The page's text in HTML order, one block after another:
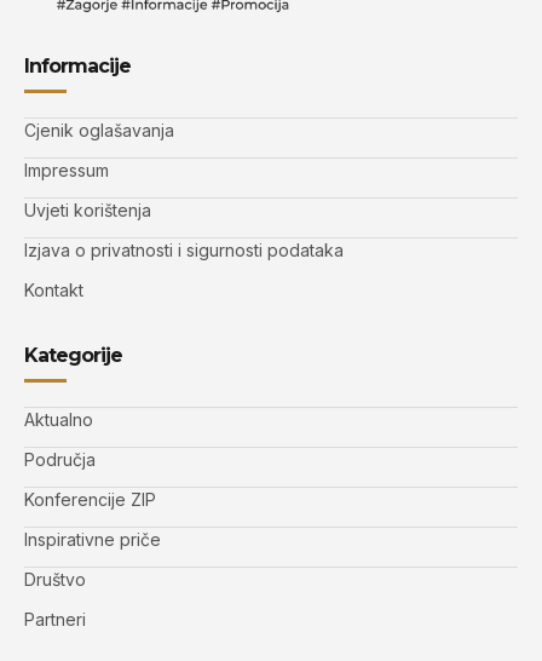
Informacije
Cjenik oglašavanja
Impressum
Uvjeti korištenja
Izjava o privatnosti i sigurnosti podataka
Kontakt
Kategorije
Aktualno
Područja
Konferencije ZIP
Inspirativne priče
Društvo
Partneri